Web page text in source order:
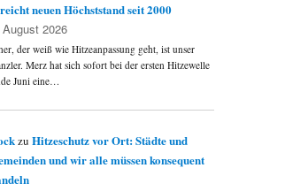
neuen Höchststand seit 2000
August 2026
der weiß wie Hitzeanpassung geht, ist unser
Merz hat sich sofort bei der ersten Hitzewelle
Juni eine…
zuHitzeschutz vor Ort: Städte und
und wir alle müssen konsequent